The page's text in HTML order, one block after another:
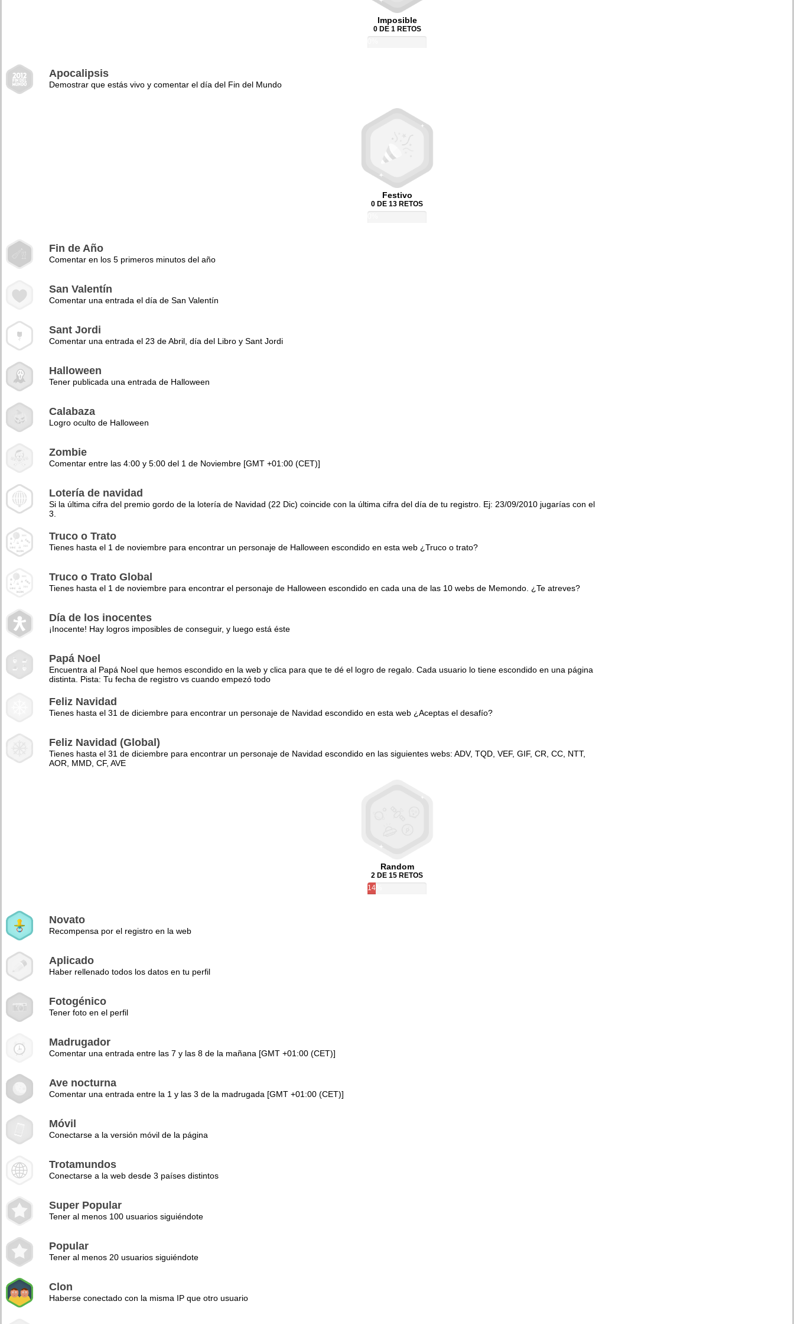
Imposible
0 DE 1 RETOS
Apocalipsis
Demostrar que estás vivo y comentar el día del Fin del Mundo
Festivo
0 DE 13 RETOS
Fin de Año
Comentar en los 5 primeros minutos del año
San Valentín
Comentar una entrada el día de San Valentín
Sant Jordi
Comentar una entrada el 23 de Abril, día del Libro y Sant Jordi
Halloween
Tener publicada una entrada de Halloween
Calabaza
Logro oculto de Halloween
Zombie
Comentar entre las 4:00 y 5:00 del 1 de Noviembre [GMT +01:00 (CET)]
Lotería de navidad
Si la última cifra del premio gordo de la lotería de Navidad (22 Dic) coincide con la última cifra del día de tu registro. Ej: 23/09/2010 jugarías con el
3.
Truco o Trato
Tienes hasta el 1 de noviembre para encontrar un personaje de Halloween escondido en esta web ¿Truco o trato?
Truco o Trato Global
Tienes hasta el 1 de noviembre para encontrar el personaje de Halloween escondido en cada una de las 10 webs de Memondo. ¿Te atreves?
Día de los inocentes
¡Inocente! Hay logros imposibles de conseguir, y luego está éste
Papá Noel
Encuentra al Papá Noel que hemos escondido en la web y clica para que te dé el logro de regalo. Cada usuario lo tiene escondido en una página
distinta. Pista: Tu fecha de registro vs cuando empezó todo
Feliz Navidad
Tienes hasta el 31 de diciembre para encontrar un personaje de Navidad escondido en esta web ¿Aceptas el desafío?
Feliz Navidad (Global)
Tienes hasta el 31 de diciembre para encontrar un personaje de Navidad escondido en las siguientes webs: ADV, TQD, VEF, GIF, CR, CC, NTT,
AOR, MMD, CF, AVE
Random
2 DE 15 RETOS
14%
Novato
Recompensa por el registro en la web
Aplicado
Haber rellenado todos los datos en tu perfil
Fotogénico
Tener foto en el perfil
Madrugador
Comentar una entrada entre las 7 y las 8 de la mañana [GMT +01:00 (CET)]
Ave nocturna
Comentar una entrada entre la 1 y las 3 de la madrugada [GMT +01:00 (CET)]
Móvil
Conectarse a la versión móvil de la página
Trotamundos
Conectarse a la web desde 3 países distintos
Super Popular
Tener al menos 100 usuarios siguiéndote
Popular
Tener al menos 20 usuarios siguiéndote
Clon
Haberse conectado con la misma IP que otro usuario